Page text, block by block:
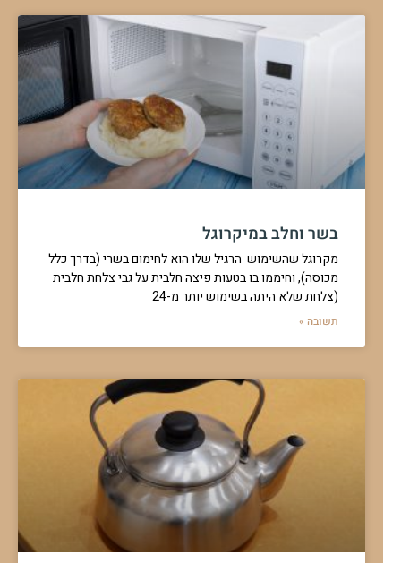
בשר וחלב במיקרוגל
מקרוגל שהשימוש הרגיל שלו הוא לחימום בשרי (בדרך כלל
מכוסה), וחיממו בו בטעות פיצה חלבית על גבי צלחת חלבית
(צלחת שלא היתה בשימוש יותר מ-24
תשובה »